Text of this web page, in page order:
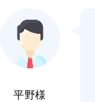
平野様